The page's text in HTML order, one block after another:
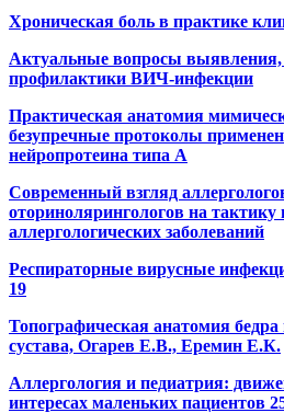
Хроническая боль в практике
Актуальные вопросы выявления,
профилактики ВИЧ-инфекции
Практическая анатомия
безупречные протоколы
нейропротеина типа А
Современный взгляд
оторинолярингологов на тактику
аллергологических заболеваний
Респираторные вирусные
19
Топографическая анатомия бедра
сустава, Огарев Е.В., Еремин Е.К.
Аллергология и педиатрия:
интересах маленьких пациентов